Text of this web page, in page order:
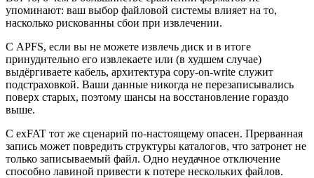
упоминают: ваш выбор файловой системы влияет на то,
насколько рискованны сбои при извлечении.
С APFS, если вы не можете извлечь диск и в итоге
принудительно его извлекаете или (в худшем случае)
выдёргиваете кабель, архитектура copy-on-write служит
подстраховкой. Ваши данные никогда не перезаписывались
поверх старых, поэтому шансы на восстановление гораздо
выше.
С exFAT тот же сценарий по-настоящему опасен. Прерванная
запись может повредить структуры каталогов, что затронет не
только записываемый файл. Одно неудачное отключение
способно лавиной привести к потере нескольких файлов.